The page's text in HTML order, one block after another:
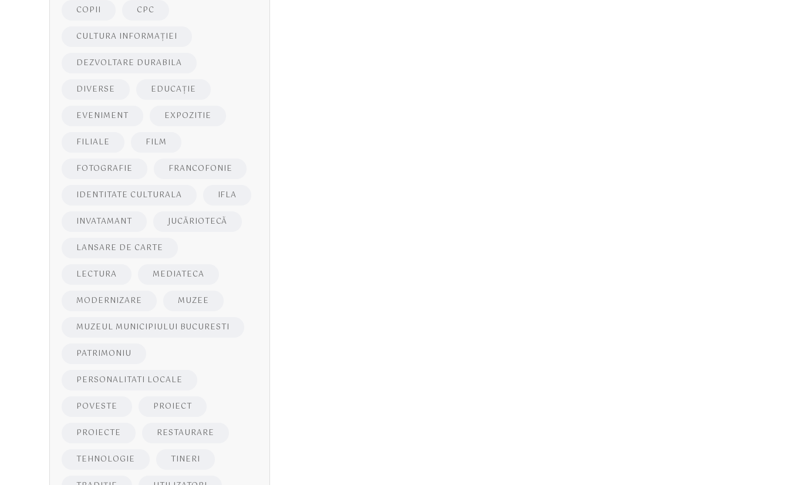
COPII CPC
CULTURA INFORMAŢIEI
DEZVOLTARE DURABILA
DIVERSE EDUCAŢIE
EVENIMENT EXPOZITIE
FILIALE FILM
FOTOGRAFIE FRANCOFONIE
IDENTITATE CULTURALA IFLA
INVATAMANT JUCĂRIOTECĂ
LANSARE DE CARTE
LECTURA MEDIATECA
MODERNIZARE MUZEE
MUZEUL MUNICIPIULUI BUCURESTI
PATRIMONIU
PERSONALITATI LOCALE
POVESTE PROIECT
PROIECTE RESTAURARE
TEHNOLOGIE TINERI